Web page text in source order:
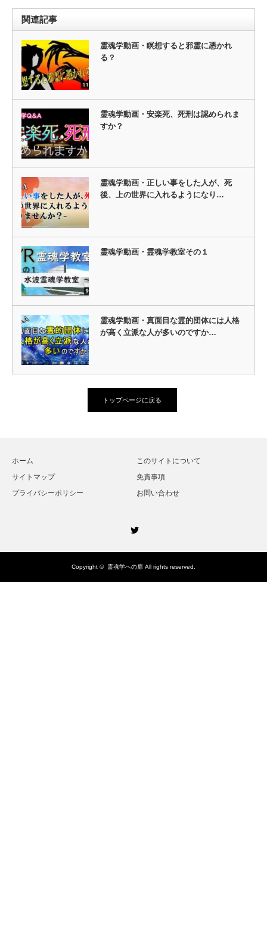
関連記事
霊魂学動画・瞑想すると邪霊に憑かれ
る？
霊魂学動画・安楽死、死刑は認められま
すか？
霊魂学動画・正しい事をした人が、死
後、上の世界に入れるようになり…
霊魂学動画・霊魂学教室その１
霊魂学動画・真面目な霊的団体には人格
が高く立派な人が多いのですか…
トップページに戻る
ホーム
このサイトについて
サイトマップ
免責事項
プライバシーポリシー
お問い合わせ
Copyright © 霊魂学への扉 All rights reserved.